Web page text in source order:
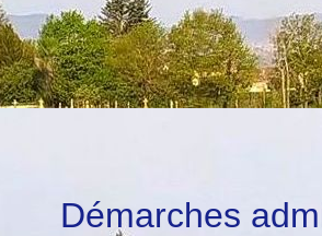
Démarches